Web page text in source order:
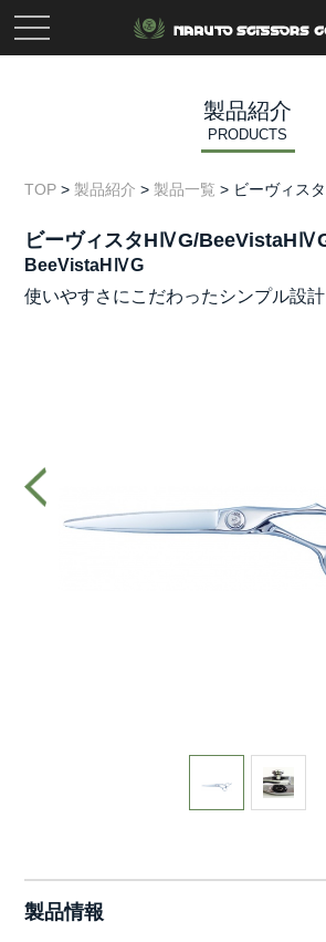
toggle
navigation
製品紹介
PRODUCTS
TOP >製品紹介 >製品一覧 > ビーヴィス
ビーヴィスタHⅣG/
BeeVistaHⅣG
使いやすさにこだわったシンプル設計
製品情報